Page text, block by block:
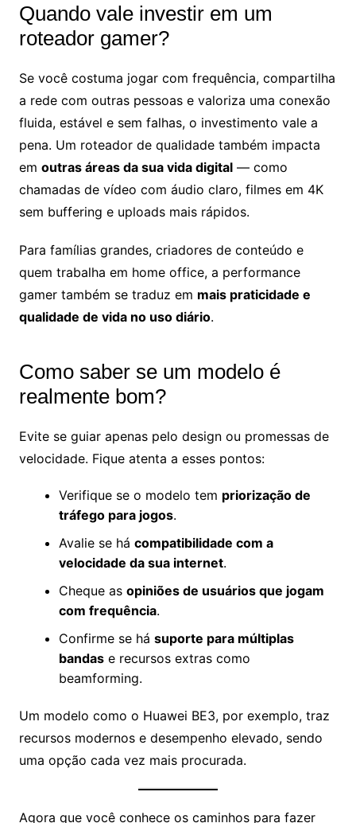
Quando vale investir em um
roteador gamer?
Se você costuma jogar com frequência, compartilha
a rede com outras pessoas e valoriza uma conexão
fluida, estável e sem falhas, o investimento vale a
pena. Um roteador de qualidade também impacta
em outras áreas da sua vida digital— como
chamadas de vídeo com áudio claro, filmes em 4K
sem buffering e uploads mais rápidos.
Para famílias grandes, criadores de conteúdo e
quem trabalha em home office, a performance
gamer também se traduz em mais praticidade e
qualidade de vida no uso diário.
Como saber se um modelo é
realmente bom?
Evite se guiar apenas pelo design ou promessas de
velocidade. Fique atenta a esses pontos:
Verifique se o modelo tem priorização de
tráfego para jogos.
Avalie se há compatibilidade com a
velocidade da sua internet.
Cheque as opiniões de usuários que jogam
com frequência.
Confirme se há suporte para múltiplas
bandase recursos extras como
beamforming.
Um modelo como o Huawei BE3, por exemplo, traz
recursos modernos e desempenho elevado, sendo
uma opção cada vez mais procurada.
Agora que você conhece os caminhos para fazer